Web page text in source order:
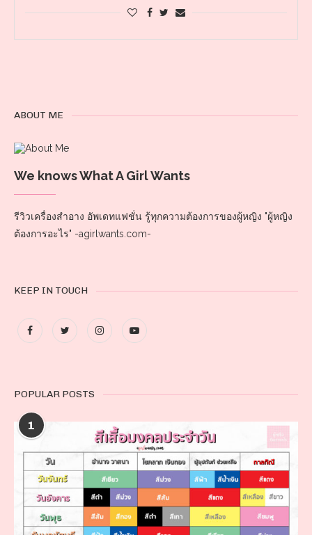
ABOUT ME
We knows What A Girl Wants
รีวิวเครื่องสำอาง อัพเดทแฟชั่น รู้ทุกความต้องการของผู้หญิง "ผู้หญิง
ต้องการอะไร" -agirlwants.com-
KEEP IN TOUCH
POPULAR POSTS
1